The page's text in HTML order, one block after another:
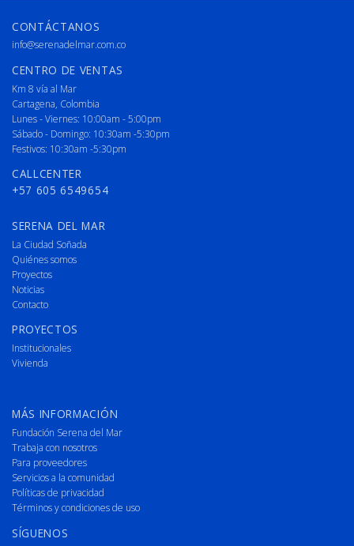
CONTÁCTANOS
info@serenadelmar.com.co
CENTRO DE VENTAS
Km 8 vía al Mar
Cartagena, Colombia
Lunes - Viernes: 10:00am - 5:00pm
Sábado - Domingo: 10:30am -5:30pm
Festivos: 10:30am -5:30pm
CALLCENTER
+57 605 6549654
SERENA DEL MAR
La Ciudad Soñada
Quiénes somos
Proyectos
Noticias
Contacto
PROYECTOS
Institucionales
Vivienda
MÁS INFORMACIÓN
Fundación Serena del Mar
Trabaja con nosotros
Para proveedores
Servicios a la comunidad
Políticas de privacidad
Términos y condiciones de uso
SÍGUENOS